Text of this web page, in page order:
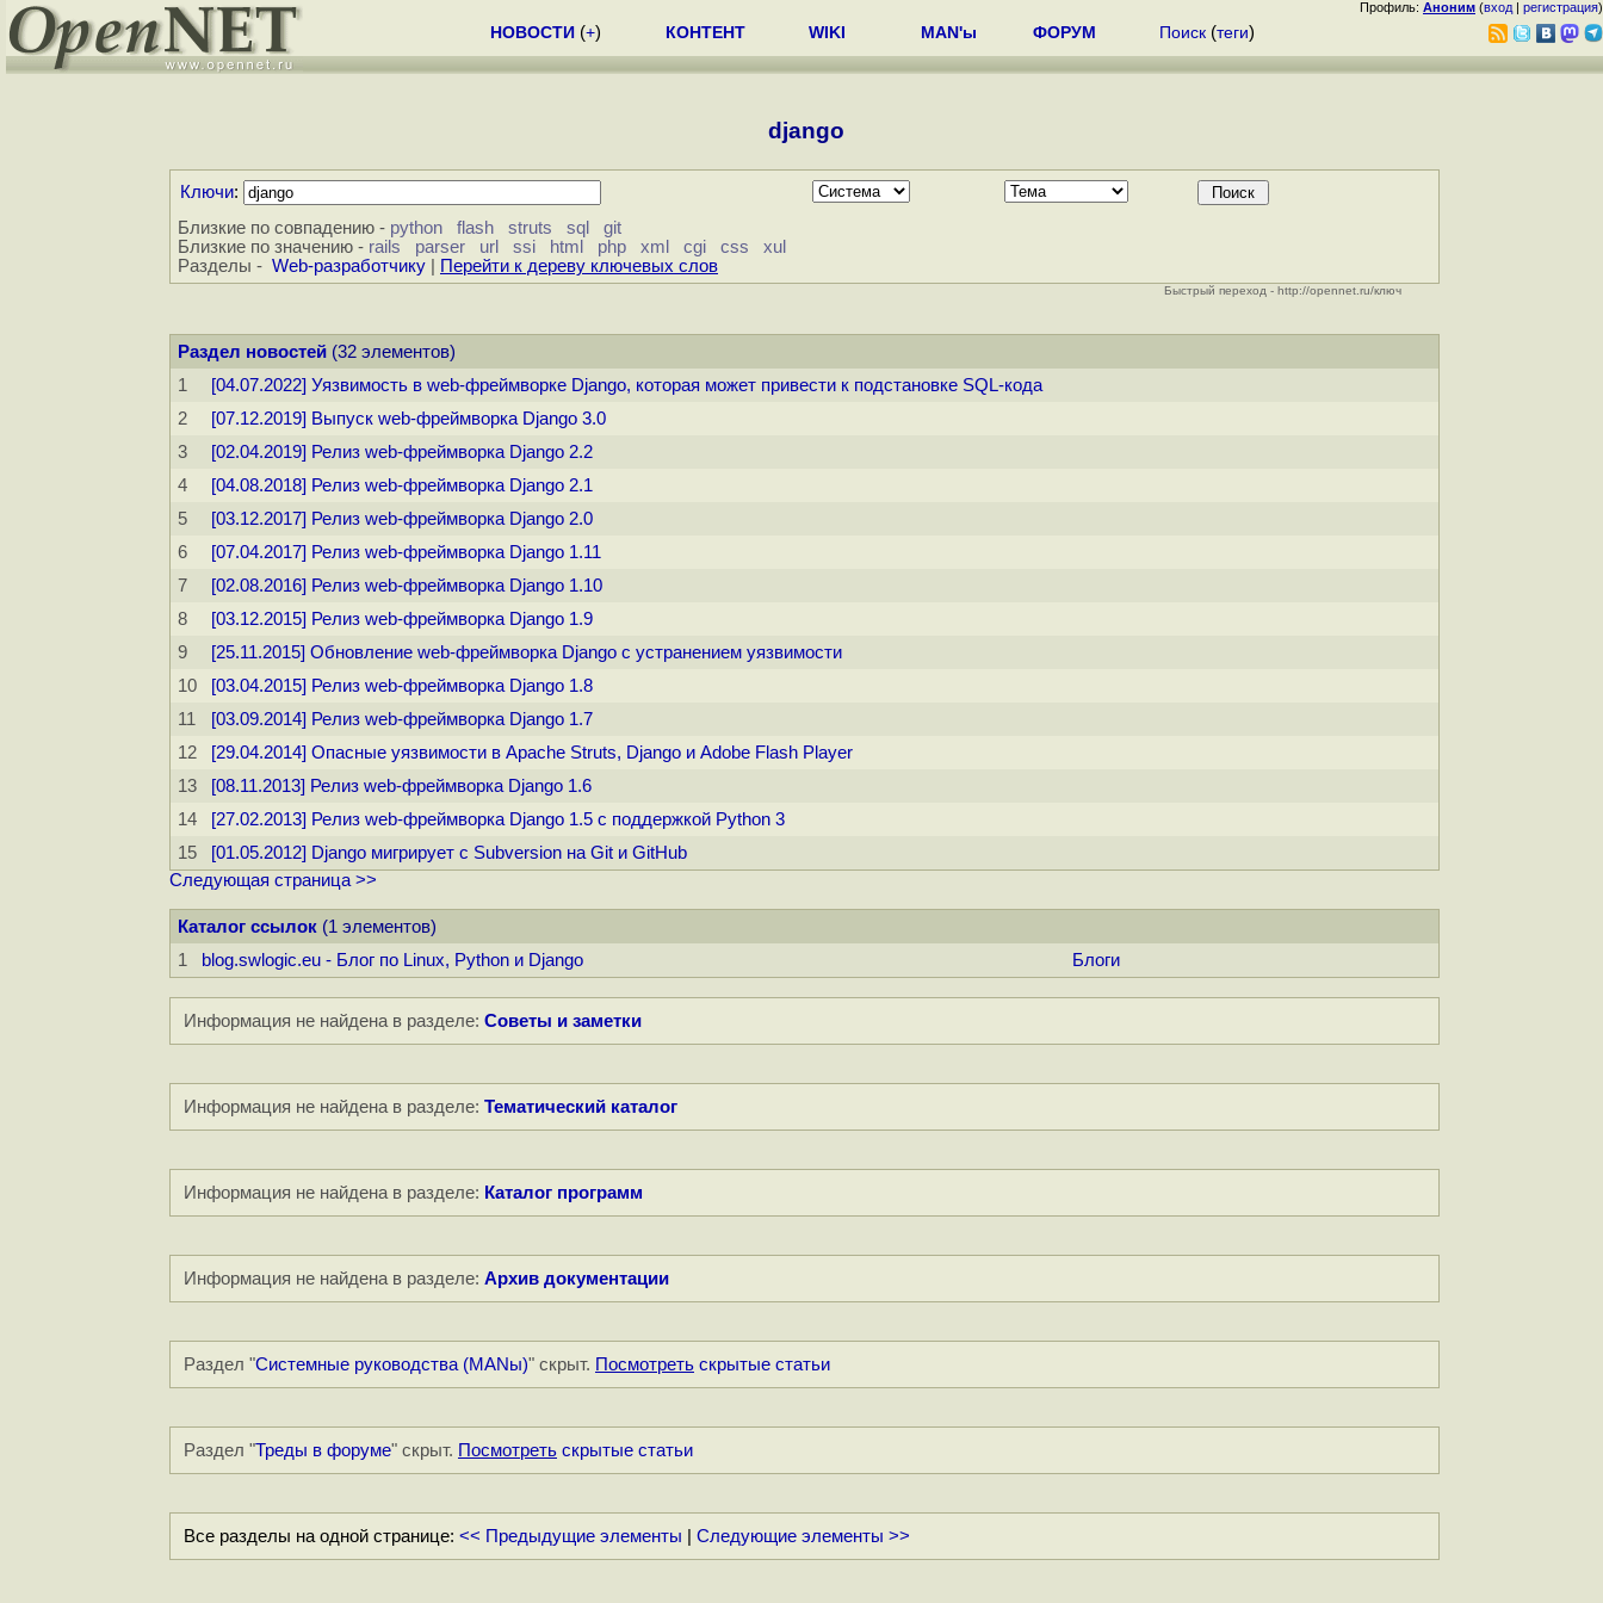
Профиль: Аноним (вход | регистрация)
НОВОСТИ (+) КОНТЕНТ WIKI MAN'ы ФОРУМ Поиск (теги)
django
Ключи:
Близкие по совпадению - python flash struts sql
git
Близкие по значению - rails parser url ssi html php xml cgi css
xul
Разделы - Web-разработчику Перейти к дереву ключевых слов
Быстрый переход - http://opennet.ru/ключ
Раздел новостей (32 элементов)
1
[04.07.2022] Уязвимость в web-фреймворке Django, которая может привести к подстановке SQL-кода
2
[07.12.2019] Выпуск web-фреймворка Django 3.0
3
[02.04.2019] Релиз web-фреймворка Django 2.2
4
[04.08.2018] Релиз web-фреймворка Django 2.1
5
[03.12.2017] Релиз web-фреймворка Django 2.0
6
[07.04.2017] Релиз web-фреймворка Django 1.11
7
[02.08.2016] Релиз web-фреймворка Django 1.10
8
[03.12.2015] Релиз web-фреймворка Django 1.9
9
[25.11.2015] Обновление web-фреймворка Django с устранением уязвимости
10
[03.04.2015] Релиз web-фреймворка Django 1.8
11
[03.09.2014] Релиз web-фреймворка Django 1.7
12
[29.04.2014] Опасные уязвимости в Apache Struts, Django и Adobe Flash Player
13
[08.11.2013] Релиз web-фреймворка Django 1.6
14
[27.02.2013] Релиз web-фреймворка Django 1.5 с поддержкой Python 3
15
[01.05.2012] Django мигрирует с Subversion на Git и GitHub
Следующая страница >>
Каталог ссылок (1 элементов)
1
blog.swlogic.eu - Блог по Linux, Python и Django Блоги
Информация не найдена в разделе: Советы и заметки
Информация не найдена в разделе: Тематический каталог
Информация не найдена в разделе: Каталог программ
Информация не найдена в разделе: Архив документации
Раздел "Системные руководства (MANы)" скрыт. Посмотреть скрытые статьи
Раздел "Треды в форуме" скрыт. Посмотреть скрытые статьи
Все разделы на одной странице: << Предыдущие элементы Следующие элементы >>